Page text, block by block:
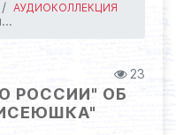
АУДИОКОЛЛЕКЦИЯ
23
РОССИИ" ОБ